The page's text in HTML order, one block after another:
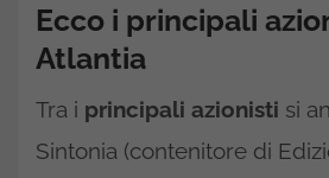
Ecco i principali
Atlantia
Tra i principali azionisti si
Sintonia (contenitore di